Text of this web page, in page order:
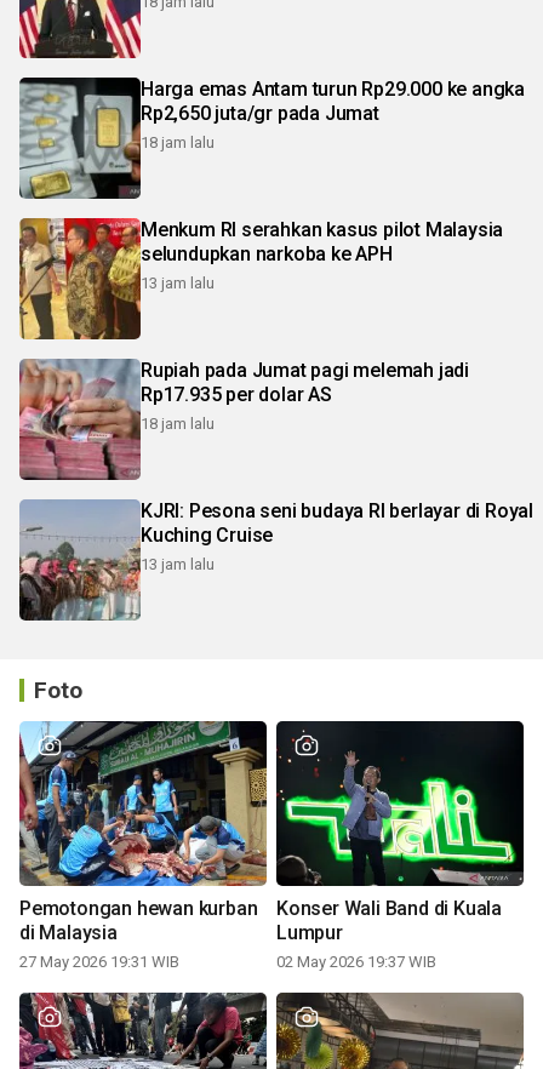
Harga emas Antam turun Rp29.000 ke angka
Rp2,650 juta/gr pada Jumat
18 jam lalu
Menkum RI serahkan kasus pilot Malaysia
selundupkan narkoba ke APH
13 jam lalu
Rupiah pada Jumat pagi melemah jadi
Rp17.935 per dolar AS
18 jam lalu
KJRI: Pesona seni budaya RI berlayar di Royal
Kuching Cruise
13 jam lalu
Foto
Pemotongan hewan kurban
di Malaysia
27 May 2026 19:31 WIB
Konser Wali Band di Kuala
Lumpur
02 May 2026 19:37 WIB